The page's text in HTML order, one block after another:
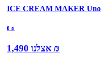
ICE CREAM MAKER Uno
0 ₪
אצלנו 1,490 ₪